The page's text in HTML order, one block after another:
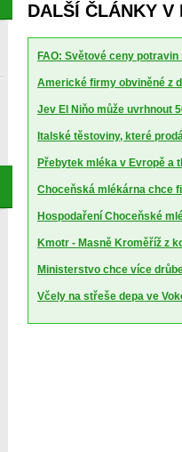
DALŠÍ ČLÁNKY V
FAO: Světové ceny
Americké firmy obviněné z
Jev El Niňo může uvrhnout
Italské těstoviny, které
Přebytek mléka v Evropě a
Choceňská mlékárna chce
Hospodaření Choceňské
Kmotr - Masně Kroměříž z
Ministerstvo chce více
Včely na střeše depa ve